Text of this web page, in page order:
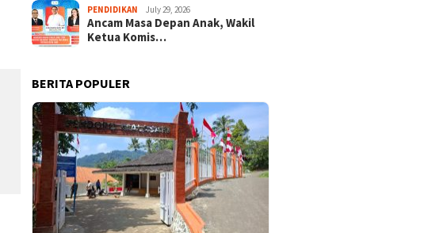
PENDIDIKAN July 29, 2026
Ancam Masa Depan Anak, Wakil
Ketua Komis…
BERITA POPULER